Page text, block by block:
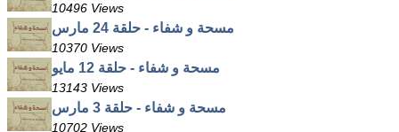
10496 Views
مسحة و شفاء - حلقة 24 مارس
10370 Views
مسحة و شفاء - حلقة 12 مايو
13143 Views
مسحة و شفاء - حلقة 3 مارس
10702 Views